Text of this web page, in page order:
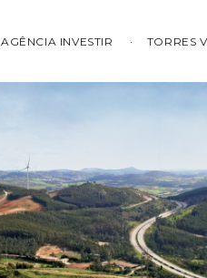
AGÊNCIA INVESTIR TORRES